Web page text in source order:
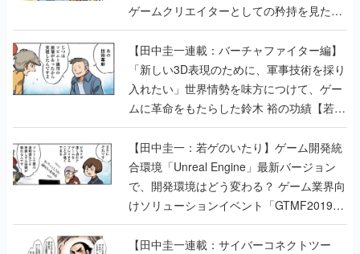
ゲームクリエイターとしての矜持を見た
【若ゲのいたり最終回】
【田中圭一連載：バーチャファイター編】
「新しい3D表現のために、軍事技術を採り
入れたい」世界情勢を味方につけて、ゲー
ムに革命をもたらした鈴木 裕の功績【若ゲ
のいたり】
【田中圭一：若ゲのいたり】ゲーム開発統
合環境「Unreal Engine」最新バージョン
で、開発環境はどう変わる？ ゲーム業界向
けソリューションイベント「GTMF2019」
に行って、より理解を深めよう【PR】
【田中圭一連載：サイバーコネクトツー